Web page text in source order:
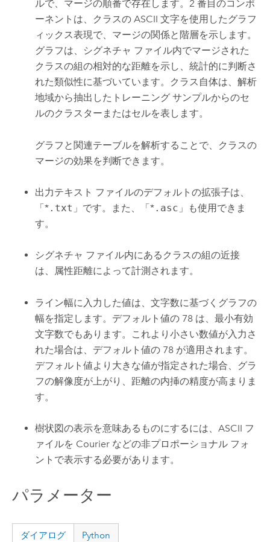
ルで、マージの順番で存在します。2 番目のコンポ
ーネントは、クラスの ASCII 文字を使用したグラフ
ィックス表現で、マージの関係と階層を示します。
グラフは、シグネチャ ファイル内でマージされた
クラスの組の相対的な距離を示し、統計的に判断さ
れた類似性に基づいています。クラス自体は、解析
地域から抽出したトレーニング サンプルからのセ
ルのクラスターまたはセルを表します。
グラフと関連テーブルを解析することで、クラスの
マージの効果を判断できます。
出力テキスト ファイルのデフォルトの拡張子は、
「*.txt 」です。また、「*.asc 」も使用できま
す。
シグネチャ ファイル内にあるクラスの組の近接
は、属性距離によって計測されます。
ライン幅に入力した値は、文字数に基づくグラフの
幅を指定します。デフォルト値の 78 は、最小有効
文字数でもあります。これより小さい数値が入力さ
れた場合は、デフォルト値の 78 が適用されます。
デフォルト値より大きな値が指定された場合、グラ
フの解像度が上がり、距離の内挿の精度が高まりま
す。
樹状図の表示を意味あるものにするには、ASCII フ
ァイルを Courier などの非プロポーショナル フォ
ントで表示する必要があります。
パラメーター
ダイアログ Python